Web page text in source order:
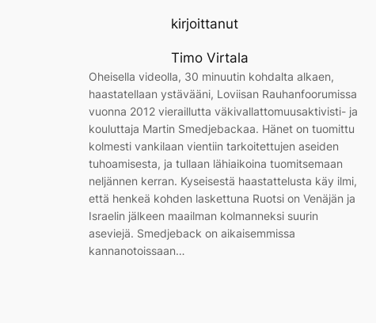
kirjoittanut
Timo Virtala
Oheisella videolla, 30 minuutin kohdalta alkaen,
haastatellaan ystävääni, Loviisan Rauhanfoorumissa
vuonna 2012 vieraillutta väkivallattomuusaktivisti- ja
kouluttaja Martin Smedjebackaa. Hänet on tuomittu
kolmesti vankilaan vientiin tarkoitettujen aseiden
tuhoamisesta, ja tullaan lähiaikoina tuomitsemaan
neljännen kerran. Kyseisestä haastattelusta käy ilmi,
että henkeä kohden laskettuna Ruotsi on Venäjän ja
Israelin jälkeen maailman kolmanneksi suurin
aseviejä. Smedjeback on aikaisemmissa
kannanotoissaan…